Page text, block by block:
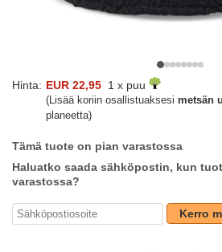
Hinta: EUR 22,95 1 x puu
(Lisää koriin osallistuaksesi metsän
planeetta)
Tämä tuote on pian varastossa
Haluatko saada sähköpostin, kun
varastossa?
Kerro